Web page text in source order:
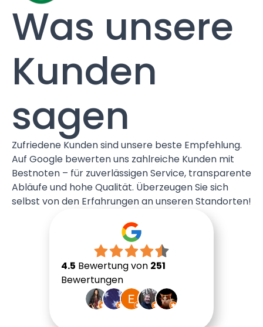
Was unsere
Kunden
sagen
Zufriedene Kunden sind unsere beste Empfehlung.
Auf Google bewerten uns zahlreiche Kunden mit
Bestnoten – für zuverlässigen Service, transparente
Abläufe und hohe Qualität. Überzeugen Sie sich
selbst von den Erfahrungen an unseren Standorten!
4.5 Bewertung von 251
Bewertungen